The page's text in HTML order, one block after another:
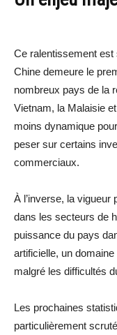
Ce ralentissement est
Chine demeure le
nombreux pays de la
Vietnam, la Malaisie
moins dynamique
peser sur certains
commerciaux.
À l’inverse, la
dans les secteurs de
puissance du pays
artificielle, un
malgré les difficultés
Les prochaines
particulièrement